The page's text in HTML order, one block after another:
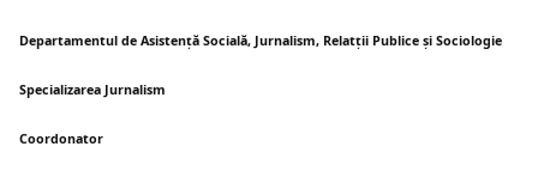
Departamentul de Asistență Socială, Jurnalism, Relatții Publice și Sociologie
Specializarea Jurnalism
Coordonator